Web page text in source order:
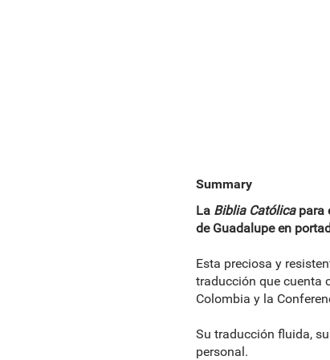
Summary
La Biblia Católicapara
de Guadalupe en
Esta preciosa y
traducción que cuenta
Colombia y la
Su traducción fluida,
personal.